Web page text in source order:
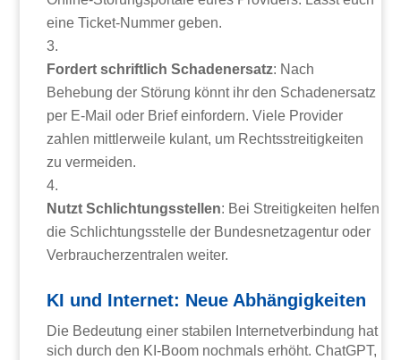
eine Ticket-Nummer geben.
Fordert schriftlich Schadenersatz: Nach
Behebung der Störung könnt ihr den Schadenersatz
per E-Mail oder Brief einfordern. Viele Provider
zahlen mittlerweile kulant, um Rechtsstreitigkeiten
zu vermeiden.
Nutzt Schlichtungsstellen: Bei Streitigkeiten helfen
die Schlichtungsstelle der Bundesnetzagentur oder
Verbraucherzentralen weiter.
KI und Internet: Neue Abhängigkeiten
Die Bedeutung einer stabilen Internetverbindung hat
sich durch den KI-Boom nochmals erhöht. ChatGPT,